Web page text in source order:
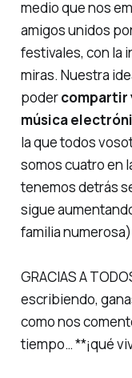
medio que nos
amigos unidos
festivales, con la
miras. Nuestra
podercompartir
música
la que todos
somos cuatro en
tenemos detrás
sigue
familia
GRACIAS A
escribiendo,
como nos
tiempo… **¡qué